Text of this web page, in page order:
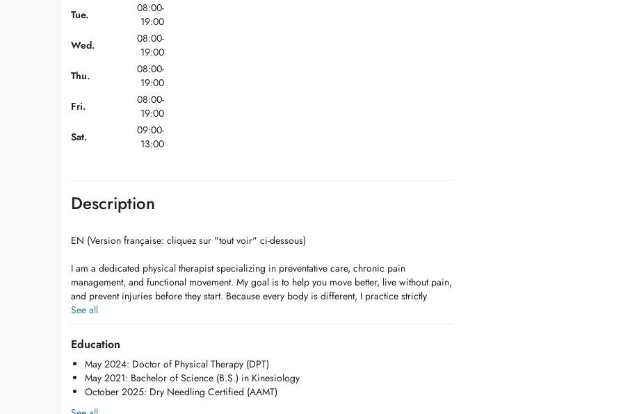
Tue.
08:00-
19:00
Wed.
08:00-
19:00
Thu.
08:00-
19:00
Fri.
08:00-
19:00
Sat.
09:00-
13:00
Description
EN (Version française: cliquez sur "tout voir" ci-dessous)
I am a dedicated physical therapist specializing in preventative care, chronic pain
management, and functional movement. My goal is to help you move better, live without pain,
and prevent injuries before they start. Because every body is different, I practice strictly
patient-centric care, individualizing every single treatment plan to match your specific needs,
lifestyle, and personal preferences.
Specializations and Expertise
- Vestibular Rehabilitation: Targeted therapy to treat dizziness, vertigo, and balance issues,
helping you regain stability and confidence in your daily movements.
- Preventative Care & Wellness: Proactive training to prevent injuries.
- Chronic Pain Management: Long-term relief strategies tailored to you.
See all
Education
May 2024: Doctor of Physical Therapy (DPT)
May 2021: Bachelor of Science (B.S.) in Kinesiology
October 2025: Dry Needling Certified (AAMT)